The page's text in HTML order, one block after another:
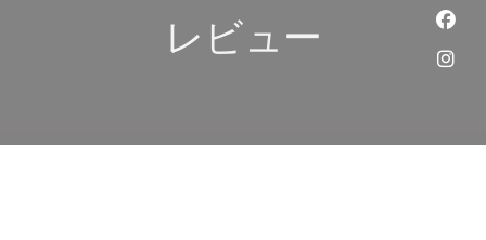
レビュー